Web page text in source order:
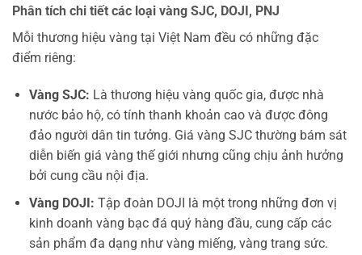
Phân tích chi tiết các loại vàng SJC, DOJI, PNJ
Mỗi thương hiệu vàng tại Việt Nam đều có những đặc
điểm riêng:
Vàng SJC: Là thương hiệu vàng quốc gia, được nhà
nước bảo hộ, có tính thanh khoản cao và được đông
đảo người dân tin tưởng. Giá vàng SJC thường bám sát
diễn biến giá vàng thế giới nhưng cũng chịu ảnh hưởng
bởi cung cầu nội địa.
Vàng DOJI: Tập đoàn DOJI là một trong những đơn vị
kinh doanh vàng bạc đá quý hàng đầu, cung cấp các
sản phẩm đa dạng như vàng miếng, vàng trang sức.